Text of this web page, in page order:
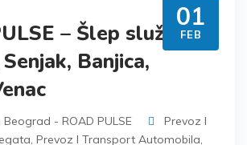
01
FEB
– Šlep služba
Banjica,
Beograd - ROAD PULSE
Prevoz I
, Prevoz I Transport Automobila,